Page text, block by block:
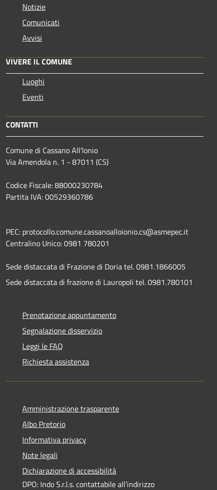
Notizie
Comunicati
Avvisi
VIVERE IL COMUNE
Luoghi
Eventi
CONTATTI
Comune di Cassano All'Ionio
Via Amendola n. 1 - 87011 (CS)
Codice Fiscale: 88000230784
Partita IVA: 00529360786
PEC: protocollo.comune.cassanoalloionio.cs@asmepec.it
Centralino Unico: 0981 780201
Sede distaccata di Frazione di Doria tel. 0981.1866005
Sede distaccata di frazione di Lauropoli tel. 0981.780101
Prenotazione appuntamento
Segnalazione disservizio
Leggi le FAQ
Richiesta assistenza
Amministrazione trasparente
Albo Pretorio
Informativa privacy
Note legali
Dichiarazione di accessibilità
DPO: Indo S.r.l.s. contattabile all’indirizzo